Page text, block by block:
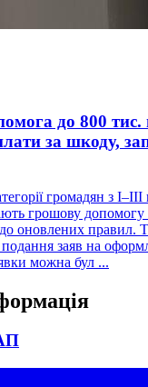
до 800
за шкоду,
громадян з
грошову допомогу
оновлених правил.
заяв на
можна бул ...